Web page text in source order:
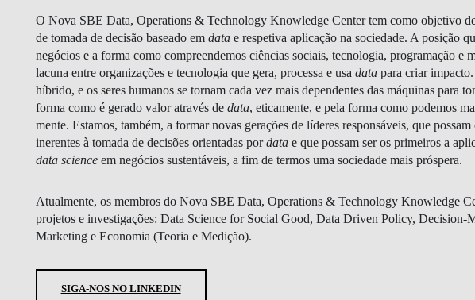
PUBLICAÇÕES EQUIPA
O Nova SBE Data, Operations & Technology Knowledge Center tem como objetivo
de tomada de decisão baseado em datae respetiva aplicação na sociedade. A posição
negócios e a forma como compreendemos ciências sociais, tecnologia, programação e
lacuna entre organizações e tecnologia que gera, processa e usa datapara criar
híbrido, e os seres humanos se tornam cada vez mais dependentes das máquinas para
forma como é gerado valor através de data, eticamente, e pela forma como podemos
mente. Estamos, também, a formar novas gerações de líderes responsáveis, que
inerentes à tomada de decisões orientadas pordatae que possam ser os primeiros a
data science em negócios sustentáveis, a fim de termos uma sociedade mais próspera.
Atualmente, os membros do Nova SBE Data, Operations & Technology Knowledge
projetos e investigações: Data Science for Social Good, Data Driven Policy,
Marketing e Economia (Teoria e Medição).
SIGA-NOS NO LINKEDIN